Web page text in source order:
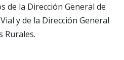
de la Dirección General de
y de la Dirección General
Rurales.